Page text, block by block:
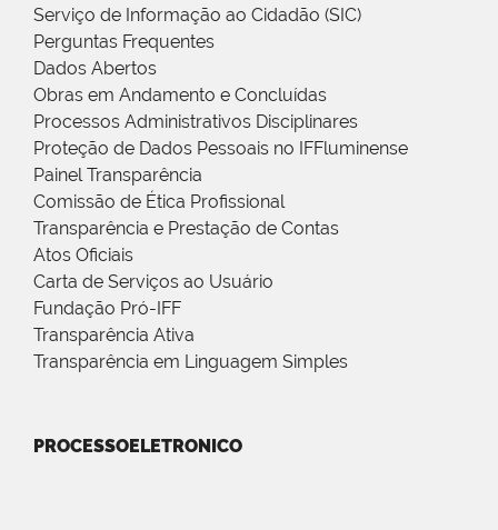
Serviço de Informação ao Cidadão (SIC)
Perguntas Frequentes
Dados Abertos
Obras em Andamento e Concluídas
Processos Administrativos Disciplinares
Proteção de Dados Pessoais no IFFluminense
Painel Transparência
Comissão de Ética Profissional
Transparência e Prestação de Contas
Atos Oficiais
Carta de Serviços ao Usuário
Fundação Pró-IFF
Transparência Ativa
Transparência em Linguagem Simples
PROCESSOELETRONICO